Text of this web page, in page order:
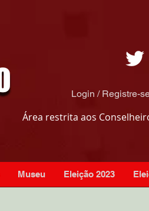
Login / Registre-
Área restrita aos
Museu Eleição 2023